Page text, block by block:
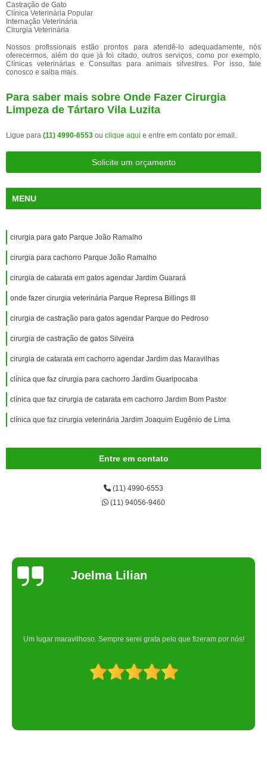
Castração de Gato
Clínica Veterinária Popular
Internação Veterinária
Cirurgia Veterinária
Nossos profissionais estão prontos para atendê-lo adequadamente, nós
oferecermos, além do que já foi citado, outros serviços, como por exemplo,
Clínicas veterinárias e Consultas para animais silvestres. Por isso, fale
conosco e saiba mais.
Para saber mais sobre Onde Fazer Cirurgia
Limpeza de Tártaro Vila Luzita
Ligue para (11) 4990-6553 ou clique aqui e entre em contato por email.
Solicite um orçamento
MENU
cirurgia para gato Parque João Ramalho
cirurgia para cachorro Parque João Ramalho
cirurgia de catarata em gatos agendar Jardim Guarará
onde fazer cirurgia veterinária Parque Represa Billings III
cirurgia de castração para gatos agendar Parque do Pedroso
cirurgia de castração de gatos Silveira
cirurgia de catarata em cachorro agendar Jardim das Maravilhas
clínica que faz cirurgia para cachorro Jardim Guaripocaba
clínica que faz cirurgia de catarata em cachorro Jardim Bom Pastor
clínica que faz cirurgia veterinária Jardim Joaquim Eugênio de Lima
Entre em contato
(11) 4990-6553
(11) 94056-9460
Joelma Lilian
Um lugar maravilhoso. Sempre serei grata pelo que fizeram por nós!